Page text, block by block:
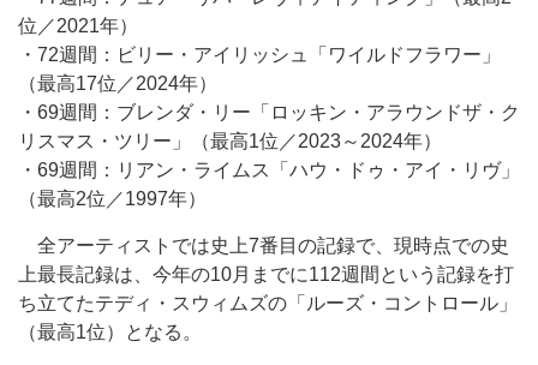
位／2021年）
・72週間：ビリー・アイリッシュ「ワイルドフラワー」
（最高17位／2024年）
・69週間：ブレンダ・リー「ロッキン・アラウンドザ・ク
リスマス・ツリー」（最高1位／2023～2024年）
・69週間：リアン・ライムス「ハウ・ドゥ・アイ・リヴ」
（最高2位／1997年）
全アーティストでは史上7番目の記録で、現時点での史
上最長記録は、今年の10月までに112週間という記録を打
ち立てたテディ・スウィムズの「ルーズ・コントロール」
（最高1位）となる。